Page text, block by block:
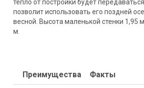
тепло от постройки будет
позволит использовать его поздней
весной. Высота маленькой стенки 1,95
м.
Преимущества Факты